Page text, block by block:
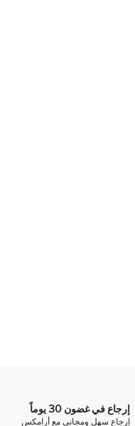
إرجاع في غضون 30 يوماً
إرجاع سهل ومجاني مع أرامكس